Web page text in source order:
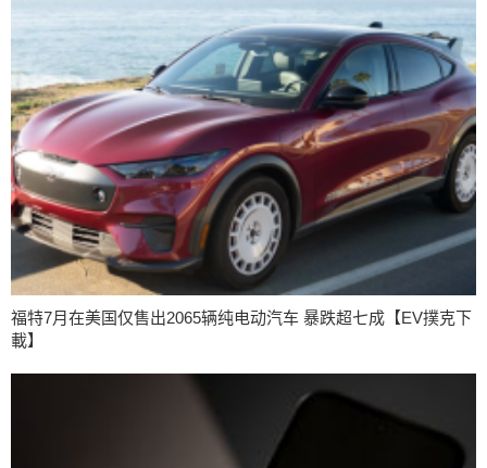
福特7月在美国仅售出2065辆纯电动汽车 暴跌超七成【EV撲克下
載】